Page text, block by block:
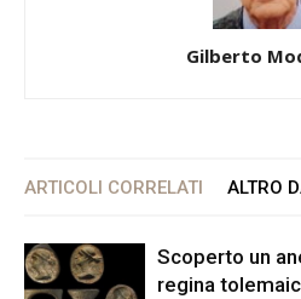
Gilberto
ARTICOLI CORRELATI ALTRO
Scoperto un
regina